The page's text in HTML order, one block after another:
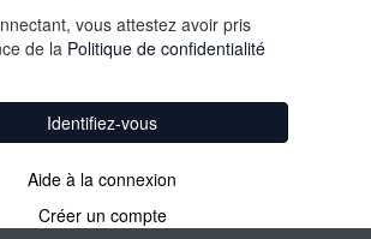
vous attestez avoir pris
de la Politique de confidentialité
Identifiez-vous
Aide à la connexion
Créer un compte